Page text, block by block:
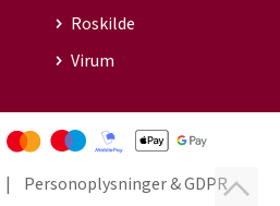
Roskilde
Virum
Personoplysninger & GDPR